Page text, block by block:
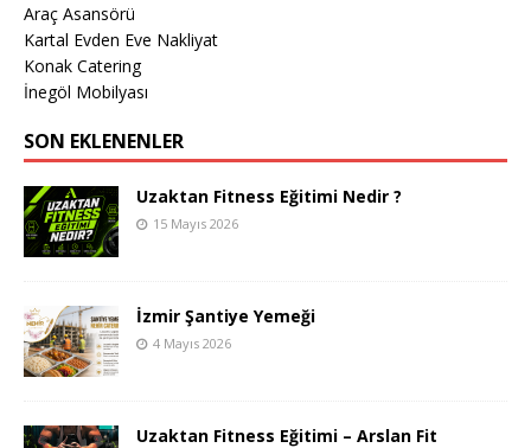
Araç Asansörü
Kartal Evden Eve Nakliyat
Konak Catering
İnegöl Mobilyası
SON EKLENENLER
Uzaktan Fitness Eğitimi Nedir ?
15 Mayıs 2026
İzmir Şantiye Yemeği
4 Mayıs 2026
Uzaktan Fitness Eğitimi – Arslan Fit